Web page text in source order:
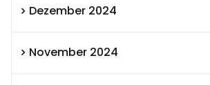
Dezember 2024
November 2024